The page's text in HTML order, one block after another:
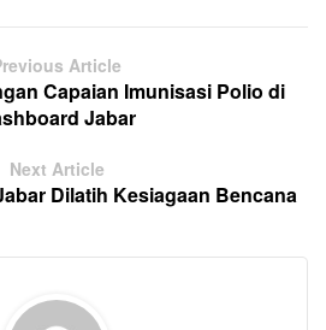
Article
Capaian Imunisasi Polio di
Jabar
Next Article
Dilatih Kesiagaan Bencana